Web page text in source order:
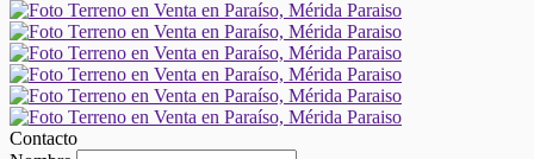
Contacto